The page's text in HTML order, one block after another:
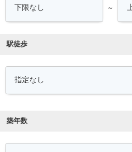
～
駅徒歩
築年数